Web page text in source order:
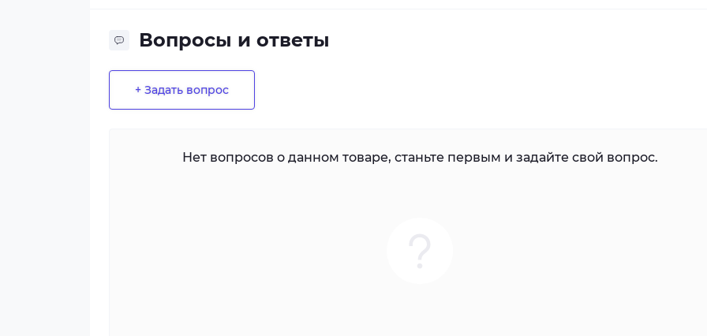
Вопросы и ответы
+ Задать вопрос
Нет вопросов о данном товаре, станьте первым и задайте свой вопрос.